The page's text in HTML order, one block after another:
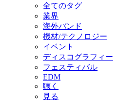
全てのタグ
業界
海外バンド
機材/テクノロジー
イベント
ディスコグラフィー
フェスティバル
EDM
聴く
見る